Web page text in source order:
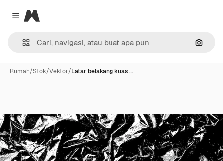
Close menu
Magnific
Rumah/Stok/Vektor/Latar belakang kuas …